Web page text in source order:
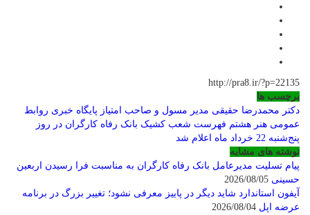
http://pra8.ir/?p=22135
برچسب ها
دکتر محمدرضا حقیقی مدیر مسول و صاحب امتیاز پایگاه خبری روابط
عمومی هنر هشتم فهرست شعب کشیک بانک رفاه کارگران در روز
پنج‌شنبه 22 خرداد ماه اعلام شد
نوشته های مشابه
پیام تسلیت مدیرعامل بانک رفاه کارگران به مناسبت فرا رسیدن اربعین
حسینی
آیفون استاندارد شاید دیگر در پاییز معرفی نشود؛ تغییر بزرگ در برنامه
عرضه اپل